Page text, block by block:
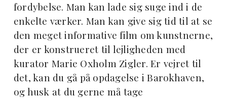
fordybelse. Man kan lade sig suge ind i de
enkelte værker. Man kan give sig tid til at se
den meget informative film om kunstnerne,
der er konstrueret til lejligheden med
kurator Marie Oxholm Zigler. Er vejret til
det, kan du gå på opdagelse i Barokhaven,
og husk at du gerne må tage